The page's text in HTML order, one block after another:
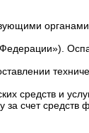
средств и
счет